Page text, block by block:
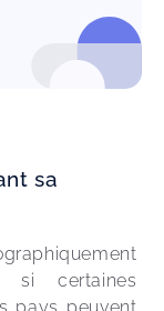
sa
si certaines